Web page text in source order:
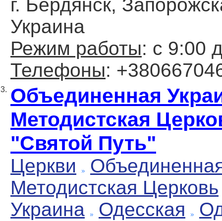
г. Бердянск,
Украина
Режим работы: с 9:00
Телефоны:
3. Объединенная
Методистская
"Святой Путь"
Церкви
Методистская Церковь
Украина
Одесская